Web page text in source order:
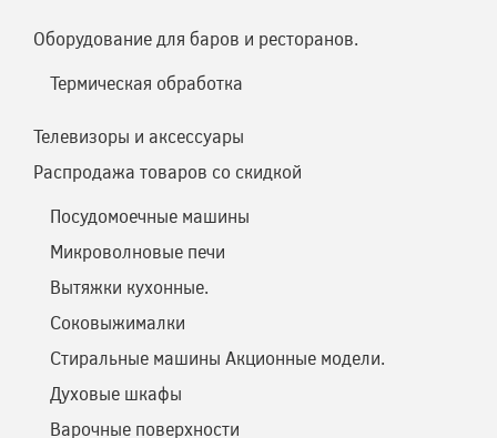
Оборудование для баров и ресторанов.
Термическая обработка
Телевизоры и аксессуары
Распродажа товаров со скидкой
Посудомоечные машины
Микроволновые печи
Вытяжки кухонные.
Соковыжималки
Стиральные машины Акционные модели.
Духовые шкафы
Варочные поверхности